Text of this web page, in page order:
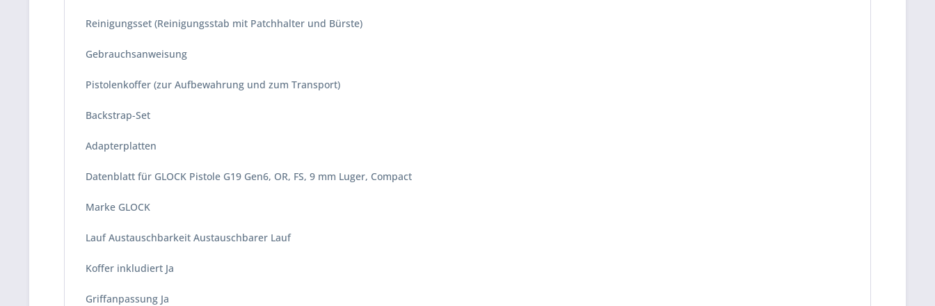
Reinigungsset (Reinigungsstab mit Patchhalter und Bürste)
Gebrauchsanweisung
Pistolenkoffer (zur Aufbewahrung und zum Transport)
Backstrap-Set
Adapterplatten
Datenblatt für GLOCK Pistole G19 Gen6, OR, FS, 9 mm Luger, Compact
Marke GLOCK
Lauf Austauschbarkeit Austauschbarer Lauf
Koffer inkludiert Ja
Griffanpassung Ja